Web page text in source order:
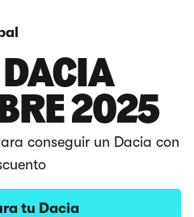
2025
conseguir un Dacia con
tu Dacia